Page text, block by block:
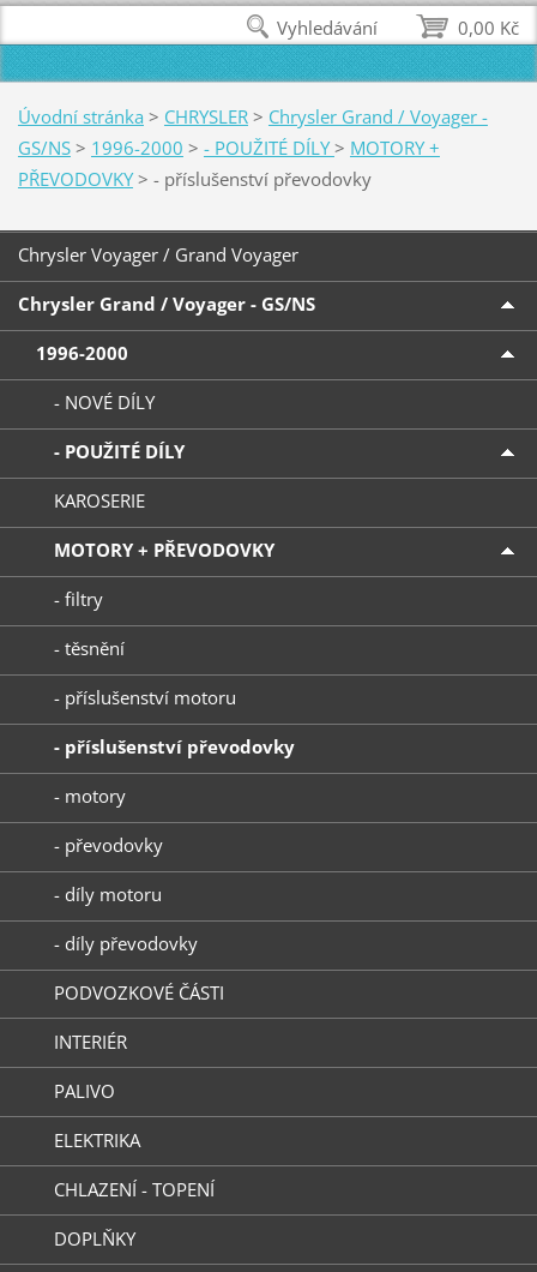
Úvodní stránka > CHRYSLER > Chrysler Grand / Voyager -
GS/NS > 1996-2000 > - POUŽITÉ DÍLY> MOTORY +
PŘEVODOVKY > - příslušenství převodovky
Chrysler Voyager / Grand Voyager
Chrysler Grand / Voyager - GS/NS
1996-2000
- NOVÉ DÍLY
- POUŽITÉ DÍLY
KAROSERIE
MOTORY + PŘEVODOVKY
- filtry
- těsnění
- příslušenství motoru
- příslušenství převodovky
- motory
- převodovky
- díly motoru
- díly převodovky
PODVOZKOVÉ ČÁSTI
INTERIÉR
PALIVO
ELEKTRIKA
CHLAZENÍ - TOPENÍ
DOPLŇKY
0,00 Kč
Vyhledávání